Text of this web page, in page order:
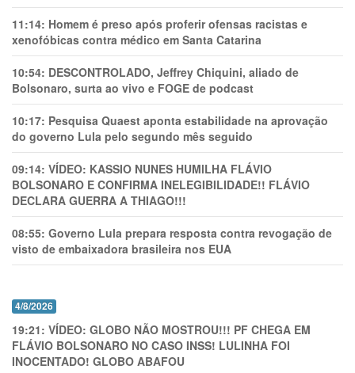
11:14: Homem é preso após proferir ofensas racistas e
xenofóbicas contra médico em Santa Catarina
10:54: DESCONTROLADO, Jeffrey Chiquini, aliado de
Bolsonaro, surta ao vivo e FOGE de podcast
10:17: Pesquisa Quaest aponta estabilidade na aprovação
do governo Lula pelo segundo mês seguido
09:14: VÍDEO: KASSIO NUNES HUMlLHA FLÁVIO
BOLSONARO E CONFIRMA INELEGIBILIDADE!! FLÁVIO
DECLARA GUERRA A THIAGO!!!
08:55: Governo Lula prepara resposta contra revogação de
visto de embaixadora brasileira nos EUA
4/8/2026
19:21: VÍDEO: GLOBO NÃO MOSTROU!!! PF CHEGA EM
FLÁVIO BOLSONARO NO CASO INSS! LULINHA FOI
INOCENTADO! GLOBO ABAFOU